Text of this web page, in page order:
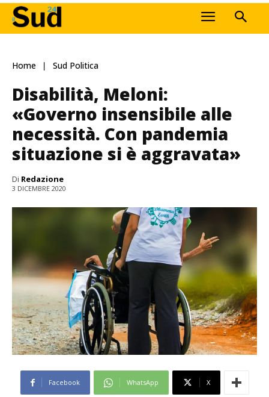
Home Sud Politica
Disabilità, Meloni:
«Governo insensibile alle
necessità. Con pandemia
situazione si è aggravata»
Di Redazione
3 DICEMBRE 2020
Facebook WhatsApp X